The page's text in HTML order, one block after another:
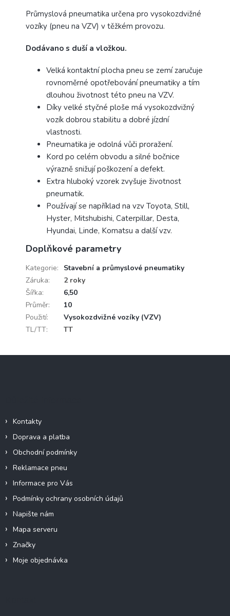
Průmyslová pneumatika určena pro vysokozdvižné
vozíky (pneu na VZV) v těžkém provozu.
Dodávano s duší a vložkou.
Velká kontaktní plocha pneu se zemí zaručuje
rovnoměrné opotřebování pneumatiky a tím
dlouhou životnost této pneu na VZV.
Díky velké styčné ploše má vysokozdvižný
vozík dobrou stabilitu a dobré jízdní
vlastnosti.
Pneumatika je odolná vůči proražení.
Kord po celém obvodu a silné bočnice
výrazně snižují poškození a defekt.
Extra hluboký vzorek zvyšuje životnost
pneumatik.
Používají se například na vzv Toyota, Still,
Hyster, Mitshubishi, Caterpillar, Desta,
Hyundai, Linde, Komatsu a další vzv.
Doplňkové parametry
Kategorie:
Stavební a průmyslové pneumatiky
Záruka:
2 roky
Šířka:
6,50
Průměr:
10
Použití:
Vysokozdvižné vozíky (VZV)
TL/TT: TT
Kontakty
Doprava a platba
Obchodní podmínky
Reklamace pneu
Informace pro Vás
Podmínky ochrany osobních údajů
Napište nám
Mapa serveru
Značky
Moje objednávka